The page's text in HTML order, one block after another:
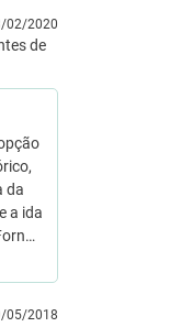
02/2020
da
a ida
05/2018